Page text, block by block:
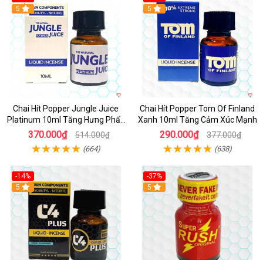
5
Chai Hít Popper Jungle Juice
Platinum 10ml Tăng Hưng Phấn
Mạnh
370.000₫ 514.000₫
(664)
5
Chai Hít Popper Tom Of Finland
Xanh 10ml Tăng Cảm Xúc Mạnh
290.000₫ 377.000₫
(638)
-14%
5
-37%
5